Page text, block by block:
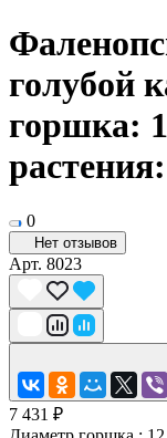
голубой
горшка:
0
Нет отзывов
Арт. 8023
7 431 ₽